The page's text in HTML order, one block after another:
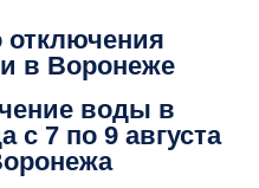
отключения
в Воронеже
воды в
с 7 по 9 августа